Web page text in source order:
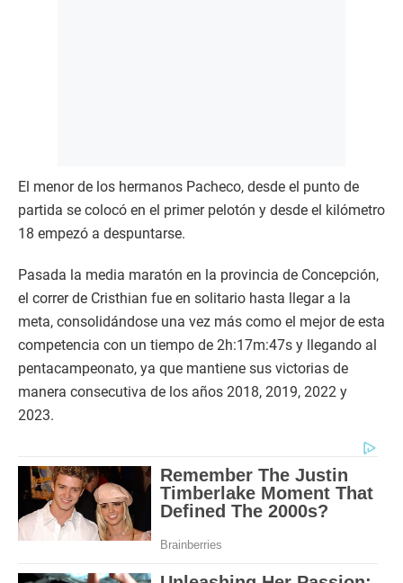
El menor de los hermanos Pacheco, desde el punto de
partida se colocó en el primer pelotón y desde el kilómetro
18 empezó a despuntarse.
Pasada la media maratón en la provincia de Concepción,
el correr de Cristhian fue en solitario hasta llegar a la
meta, consolidándose una vez más como el mejor de esta
competencia con un tiempo de 2h:17m:47s y llegando al
pentacampeonato, ya que mantiene sus victorias de
manera consecutiva de los años 2018, 2019, 2022 y
2023.